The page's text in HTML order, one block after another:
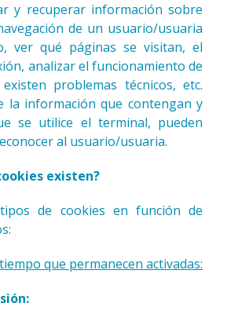
y recuperar información sobre
de un usuario/usuaria
ver qué páginas se visitan, el
analizar el funcionamiento de
problemas técnicos, etc.
la información que contengan y
se utilice el terminal, pueden
al usuario/usuaria.
existen?
de cookies en función de
que permanecen activadas: